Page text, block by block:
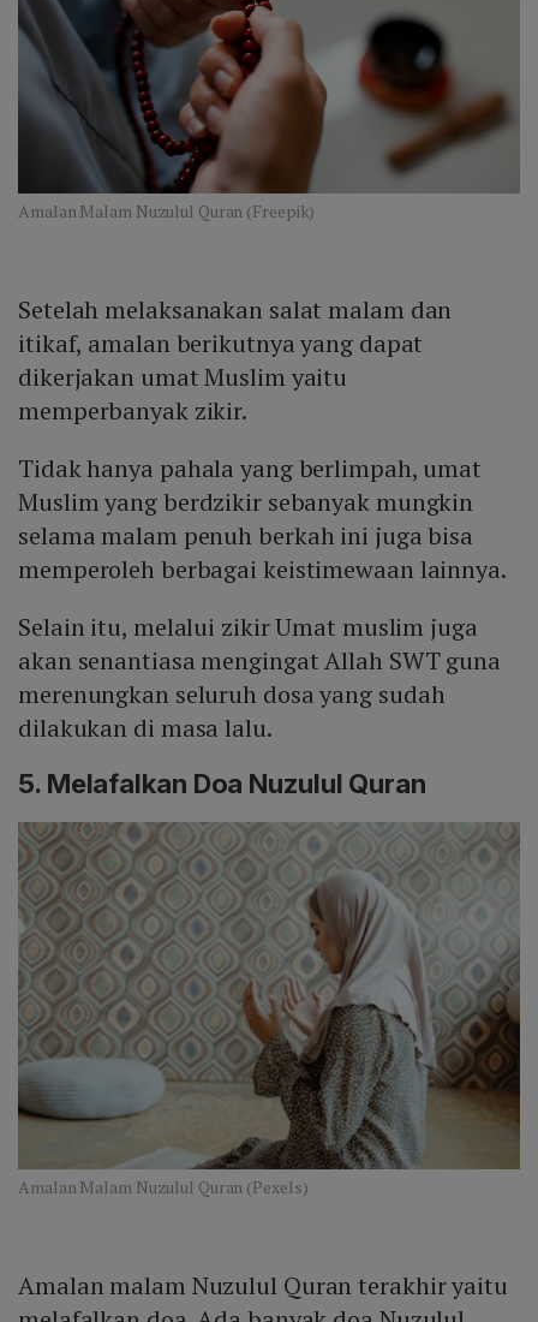
Amalan Malam Nuzulul Quran (Freepik)
Setelah melaksanakan salat malam dan
itikaf, amalan berikutnya yang dapat
dikerjakan umat Muslim yaitu
memperbanyak zikir.
Tidak hanya pahala yang berlimpah, umat
Muslim yang berdzikir sebanyak mungkin
selama malam penuh berkah ini juga bisa
memperoleh berbagai keistimewaan lainnya.
Selain itu, melalui zikir Umat muslim juga
akan senantiasa mengingat Allah SWT guna
merenungkan seluruh dosa yang sudah
dilakukan di masa lalu.
5. Melafalkan Doa Nuzulul Quran
Amalan Malam Nuzulul Quran (Pexels)
Amalan malam Nuzulul Quran terakhir yaitu